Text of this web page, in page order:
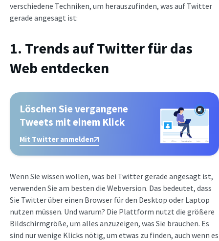
verschiedene Techniken, um herauszufinden, was auf Twitter
gerade angesagt ist:
1. Trends auf Twitter für das
Web entdecken
Löschen Sie vergangene
Tweets mit einem Klick
Mit Twitter anmelden
Wenn Sie wissen wollen, was bei Twitter gerade angesagt ist,
verwenden Sie am besten die Webversion. Das bedeutet, dass
Sie Twitter über einen Browser für den Desktop oder Laptop
nutzen müssen. Und warum? Die Plattform nutzt die größere
Bildschirmgröße, um alles anzuzeigen, was Sie brauchen. Es
sind nur wenige Klicks nötig, um etwas zu finden, auch wenn es